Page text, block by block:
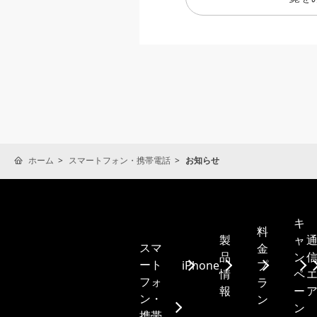
ホーム スマートフォン・携帯電話 お知らせ
スマ
ート
フォ
ン・
iPhone
製
品
情
報
料
金
プ
ラ
ン
キ
ャ
ン
ペ
ー
ン
通
ア